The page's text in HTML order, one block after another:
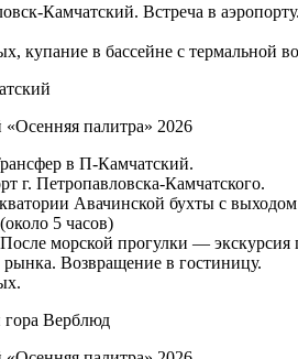
Камчатский. Встреча в
купание в бассейне с термальной
в П-Камчатский.
г. Петропавловска-Камчатского.
Авачинской бухты с
5 часов)
морской прогулки —
рынка. Возвращение в гостиницу.
гора Верблюд